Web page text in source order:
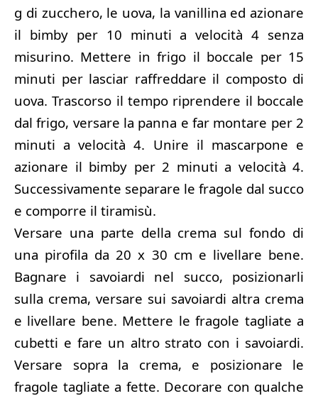
g di zucchero, le uova, la vanillina ed azionare
il bimby per 10 minuti a velocità 4 senza
misurino. Mettere in frigo il boccale per 15
minuti per lasciar raffreddare il composto di
uova. Trascorso il tempo riprendere il boccale
dal frigo, versare la panna e far montare per 2
minuti a velocità 4. Unire il mascarpone e
azionare il bimby per 2 minuti a velocità 4.
Successivamente separare le fragole dal succo
e comporre il tiramisù.
Versare una parte della crema sul fondo di
una pirofila da 20 x 30 cm e livellare bene.
Bagnare i savoiardi nel succo, posizionarli
sulla crema, versare sui savoiardi altra crema
e livellare bene. Mettere le fragole tagliate a
cubetti e fare un altro strato con i savoiardi.
Versare sopra la crema, e posizionare le
fragole tagliate a fette. Decorare con qualche